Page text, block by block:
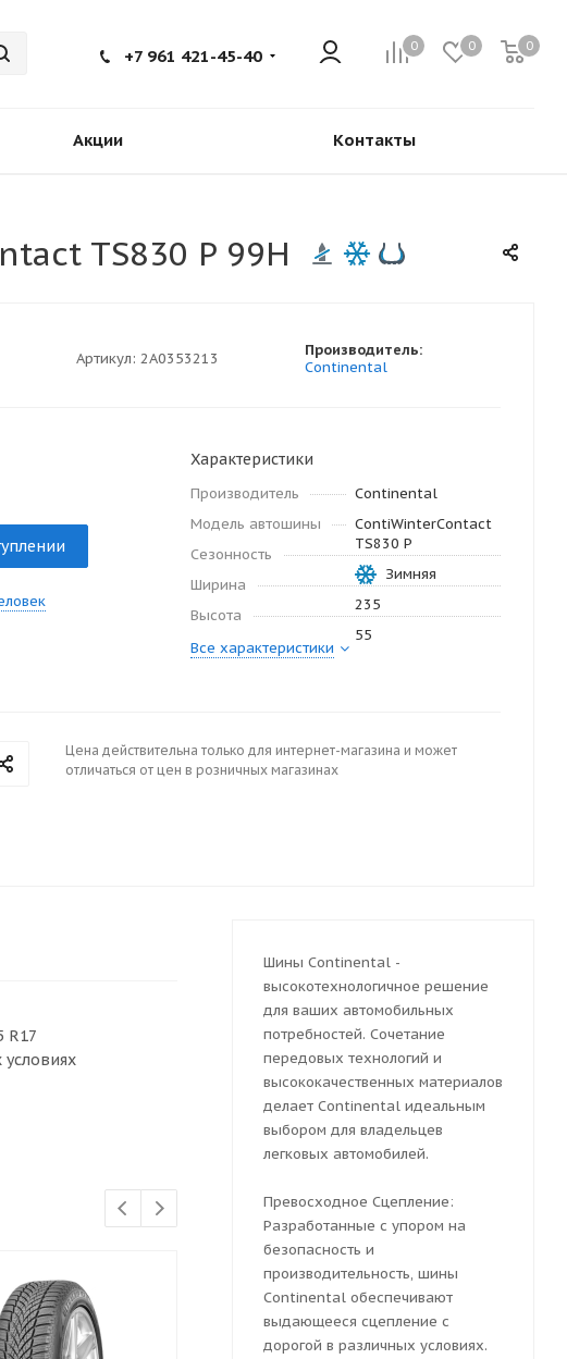
0 0 0
+7 961 421-45-40
Акции Контакты
TS830 P 99H
Артикул: 2A0353213
Производитель:
Continental
Характеристики
Производитель
Continental
Модель автошины
ContiWinterContact
TS830 P
Сезонность
Зимняя
Ширина
235
Высота
55
Все характеристики
Цена действительна только для интернет-магазина и может
отличаться от цен в розничных магазинах
R17
Шины Continental -
высокотехнологичное решение
для ваших автомобильных
потребностей. Сочетание
передовых технологий и
высококачественных материалов
делает Continental идеальным
выбором для владельцев
легковых автомобилей.
Превосходное Сцепление:
Разработанные с упором на
безопасность и
производительность, шины
Continental обеспечивают
выдающееся сцепление с
дорогой в различных условиях.